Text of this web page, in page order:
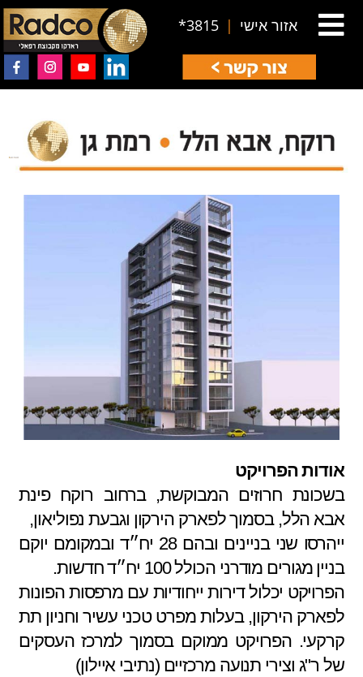
אזור אישי |
3815*
אודות הפרויקט
בשכונת חרוזים המבוקשת, ברחוב רוקח פינת
אבא הלל, בסמוך לפארק הירקון וגבעת נפוליאון,
ייהרסו שני בניינים ובהם 28 יח״ד ובמקומם יוקם
בניין מגורים מודרני הכולל 100 יח״ד חדשות.
הפרויקט יכלול דירות ייחודיות עם מרפסות הפונות
לפארק הירקון, בעלות מפרט טכני עשיר וחניון תת
קרקעי. הפרויקט ממוקם בסמוך למרכז העסקים
של ר"ג וצירי תנועה מרכזיים (נתיבי איילון)